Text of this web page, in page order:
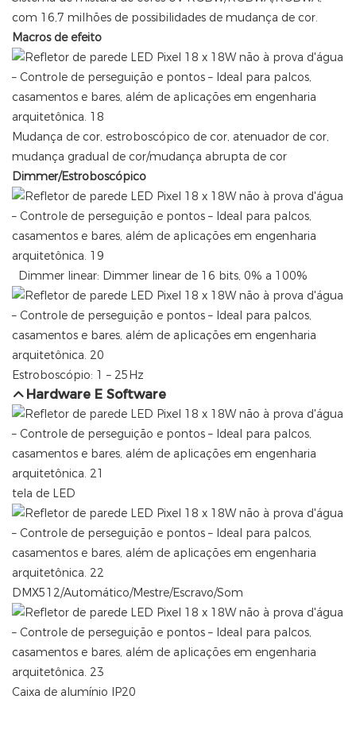
com 16,7 milhões de possibilidades de mudança de cor.
Macros de efeito
Mudança de cor, estroboscópico de cor, atenuador de cor,
mudança gradual de cor/mudança abrupta de cor
Dimmer/Estroboscópico
Dimmer linear: Dimmer linear de 16 bits, 0% a 100%
Estroboscópio: 1 – 25Hz
Hardware E Software
tela de LED
DMX512/Automático/Mestre/Escravo/Som
Caixa de alumínio IP20